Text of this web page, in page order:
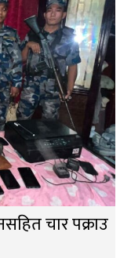
चार पक्राउ